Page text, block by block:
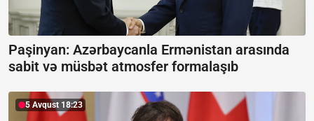
Paşinyan: Azərbaycanla Ermənistan arasında
sabit və müsbət atmosfer formalaşıb
5 Avqust 18:23